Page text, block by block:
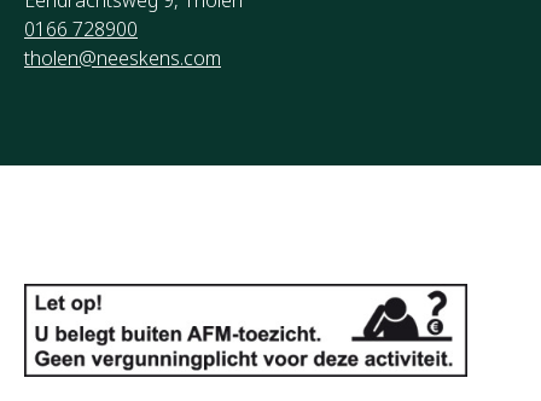
0166 728900
tholen@neeskens.com